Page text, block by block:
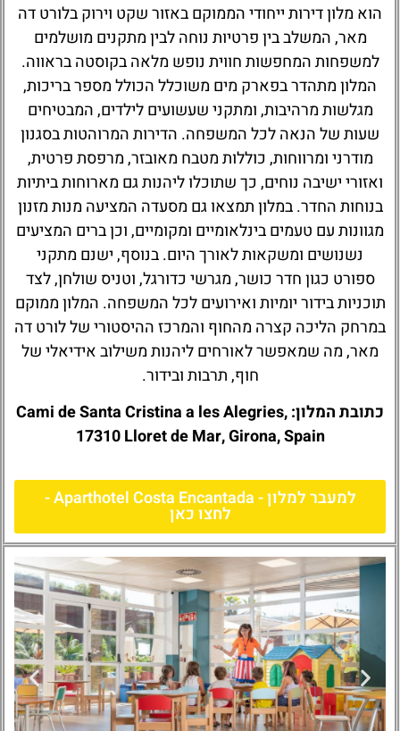
הוא מלון דירות ייחודי הממוקם באזור שקט וירוק בלורט דה
מאר, המשלב בין פרטיות נוחה לבין מתקנים מושלמים
למשפחות המחפשות חווית נופש מלאה בקוסטה בראווה.
המלון מתהדר בפארק מים משוכלל הכולל מספר בריכות,
מגלשות מרהיבות, ומתקני שעשועים לילדים, המבטיחים
שעות של הנאה לכל המשפחה. הדירות המרוהטות בסגנון
מודרני ומרווחות, כוללות מטבח מאובזר, מרפסת פרטית,
ואזורי ישיבה נוחים, כך שתוכלו ליהנות גם מארוחות ביתיות
בנוחות החדר. במלון תמצאו גם מסעדה המציעה מנות מזנון
מגוונות עם טעמים בינלאומיים ומקומיים, וכן ברים המציעים
נשנושים ומשקאות לאורך היום. בנוסף, ישנם מתקני
ספורט כגון חדר כושר, מגרשי כדורגל, וטניס שולחן, לצד
תוכניות בידור יומיות ואירועים לכל המשפחה. המלון ממוקם
במרחק הליכה קצרה מהחוף והמרכז ההיסטורי של לורט דה
מאר, מה שמאפשר לאורחים ליהנות משילוב אידיאלי של
חוף, תרבות ובידור.
כתובת המלון: Cami de Santa Cristina a les Alegries,
17310 Lloret de Mar, Girona, Spain
למעבר למלון - Aparthotel Costa Encantada -
לחצו כאן